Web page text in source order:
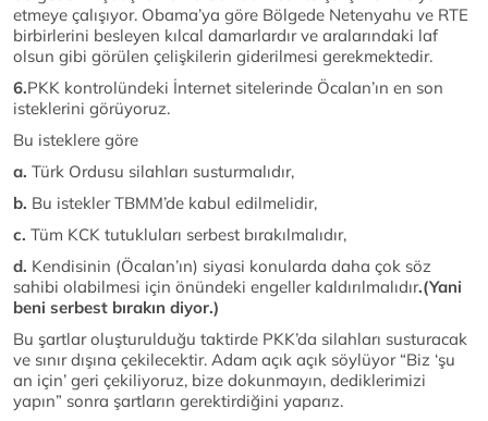
etmeye çalışıyor. Obama’ya göre Bölgede Netenyahu ve RTE
birbirlerini besleyen kılcal damarlardır ve aralarındaki laf
olsun gibi görülen çelişkilerin giderilmesi gerekmektedir.
6.PKK kontrolündeki İnternet sitelerinde Öcalan’ın en son
isteklerini görüyoruz.
Bu isteklere göre
a. Türk Ordusu silahları susturmalıdır,
b. Bu istekler TBMM’de kabul edilmelidir,
c. Tüm KCK tutukluları serbest bırakılmalıdır,
d. Kendisinin (Öcalan’ın) siyasi konularda daha çok söz
sahibi olabilmesi için önündeki engeller kaldırılmalıdır.(Yani
beni serbest bırakın diyor.)
Bu şartlar oluşturulduğu taktirde PKK’da silahları susturacak
ve sınır dışına çekilecektir. Adam açık açık söylüyor “Biz ‘şu
an için’ geri çekiliyoruz, bize dokunmayın, dediklerimizi
yapın” sonra şartların gerektirdiğini yaparız.